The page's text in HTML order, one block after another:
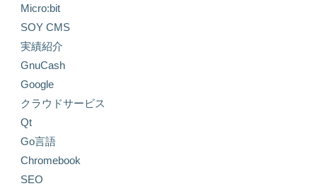
Micro:bit
SOY CMS
実績紹介
GnuCash
Google
クラウドサービス
Qt
Go言語
Chromebook
SEO